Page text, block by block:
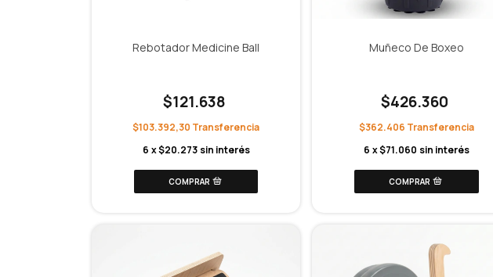
Rebotador Medicine Ball
$121.638
$103.392,30
6 x$20.273 sin interés
Muñeco De Boxeo
$426.360
$362.406
6 x$71.060 sin interés